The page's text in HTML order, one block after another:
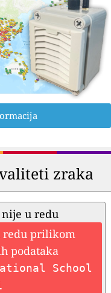
zraka
u redu
redu prilikom
podataka
School